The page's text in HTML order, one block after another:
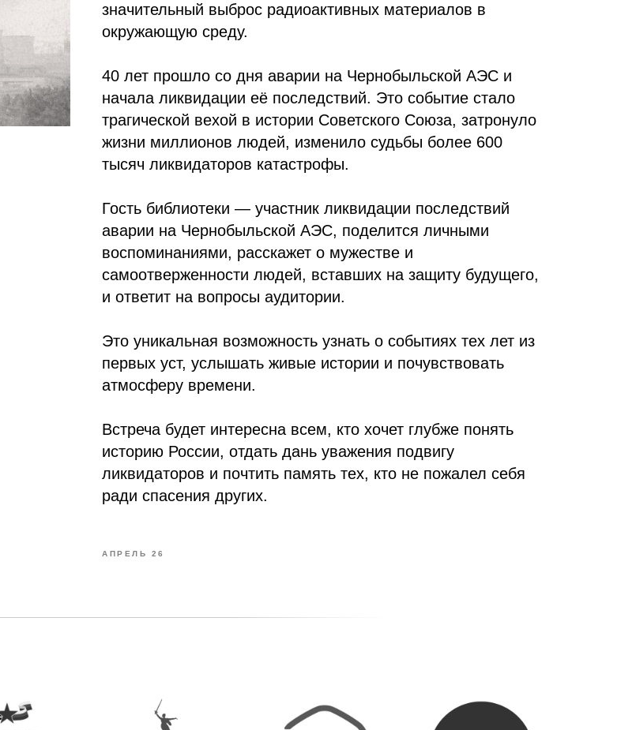
значительный выброс радиоактивных материалов в
окружающую среду.
40 лет прошло со дня аварии на Чернобыльской АЭС и
начала ликвидации её последствий. Это событие стало
трагической вехой в истории Советского Союза, затронуло
жизни миллионов людей, изменило судьбы более 600
тысяч ликвидаторов катастрофы.
Гость библиотеки — участник ликвидации последствий
аварии на Чернобыльской АЭС, поделится личными
воспоминаниями, расскажет о мужестве и
самоотверженности людей, вставших на защиту будущего,
и ответит на вопросы аудитории.
Это уникальная возможность узнать о событиях тех лет из
первых уст, услышать живые истории и почувствовать
атмосферу времени.
Встреча будет интересна всем, кто хочет глубже понять
историю России, отдать дань уважения подвигу
ликвидаторов и почтить память тех, кто не пожалел себя
ради спасения других.
АПРЕЛЬ 26